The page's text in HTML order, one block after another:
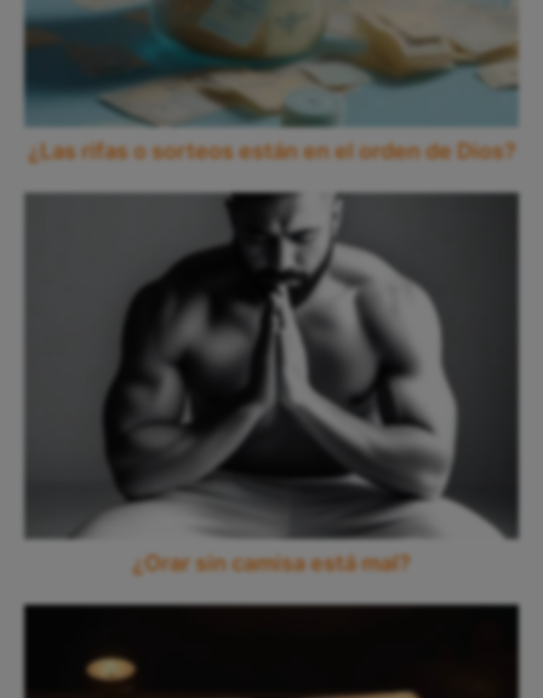
¿Las rifas o sorteos están en el orden de Dios?
¿Orar sin camisa está mal?